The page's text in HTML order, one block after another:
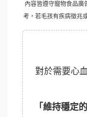
內容皆遵守寵物食品廣
考，若毛孩有疾病徵兆
對於需要心
「維持穩定